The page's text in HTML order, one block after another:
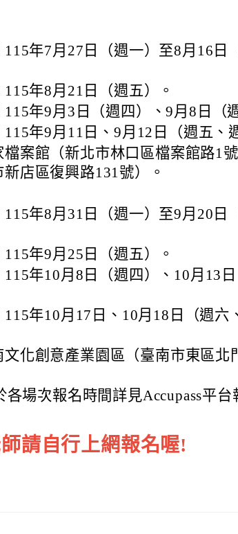
115年7月27日（週一）至8月16日
年8月21日（週五）。
年9月3日（週四）、9月8日（
年9月11日、9月12日（週五、
檔案館（新北市林口區檔案館路1
店區復興路131號）。
115年8月31日（週一）至9月20日
年9月25日（週五）。
年10月8日（週四）、10月13
115年10月17日、10月18日（週六
文化創意產業園區（臺南市東區北
各場次報名時間詳見Accupass平台
請自行上網報名喔!